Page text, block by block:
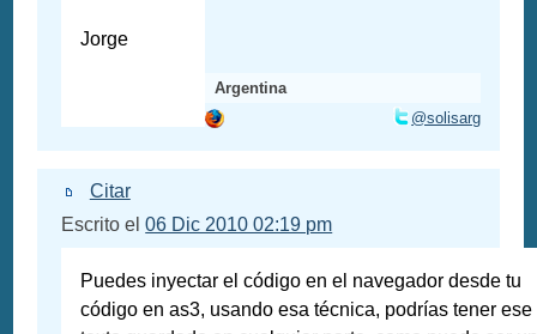
Jorge
Argentina
@solisarg
Citar
Escrito el06 Dic 2010 02:19 pm
Puedes inyectar el código en el navegador desde tu
código en as3, usando esa técnica, podrías tener ese